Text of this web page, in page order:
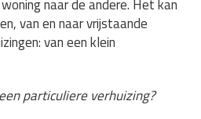
naar de andere. Het kan
van en naar vrijstaande
van een klein
particuliere verhuizing?